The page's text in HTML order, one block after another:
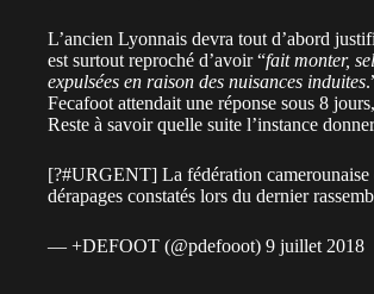
L’ancien Lyonnais devra tout d’abord
est surtout reproché d’avoir “fait monter,
expulsées en raison des nuisances induites
Fecafoot attendait une réponse sous 8
Reste à savoir quelle suite l’instance
[?#URGENT] La fédération
dérapages constatés lors du dernier
— +DEFOOT (@pdefooot) 9 juillet 2018